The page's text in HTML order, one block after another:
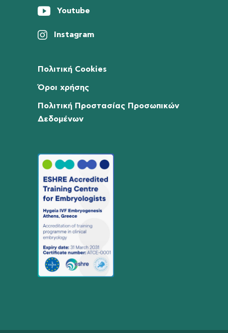
Youtube
Instagram
Πολιτική Cookies
Όροι χρήσης
Πολιτική Προστασίας Προσωπικών
Δεδομένων